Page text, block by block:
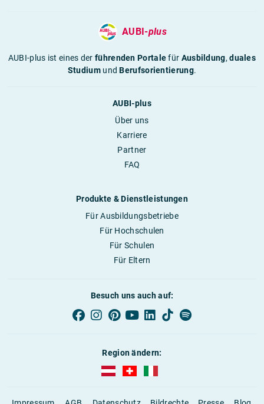
AUBI-plus
AUBI-plus ist eines derführenden Portalefür Ausbildung,duales
StudiumundBerufsorientierung.
AUBI-plus
Über uns
Karriere
Partner
FAQ
Produkte & Dienstleistungen
Für Ausbildungsbetriebe
Für Hochschulen
Für Schulen
Für Eltern
Besuch uns auch auf:
Region ändern:
AUBI-plus Österreich (deutsch)